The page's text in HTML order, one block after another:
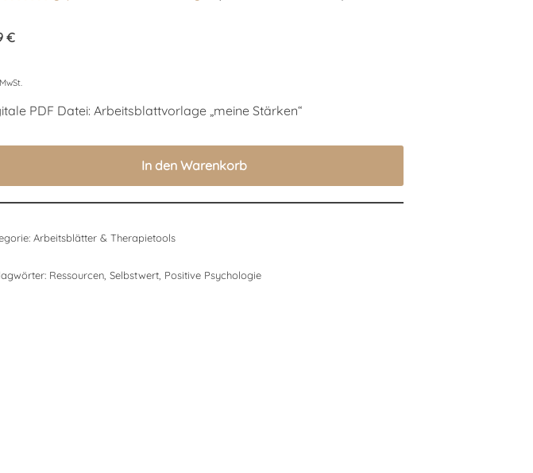
5,
€
PDF Datei: Arbeitsblattvorlage „meine Stärken“
In den Warenkorb
Arbeitsblätter & Therapietools
Ressourcen, Selbstwert, Positive Psychologie